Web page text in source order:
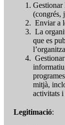
Gestionar
(congrés,
Enviar a
La
que es
mitjà,
activitats i
Legitimació: